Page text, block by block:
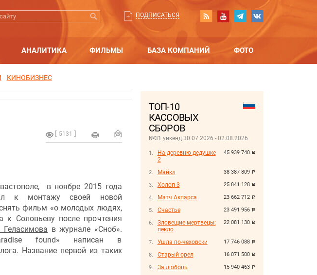
ПОДПИСАТЬСЯ
АНАЛИТИКА ФИЛЬМЫ БАЗА КОМПАНИЙ ФОТО
КИНОБИЗНЕС
ТОП-10
КАССОВЫХ
СБОРОВ
№31 уикенд 30.07.2026 - 02.08.2026
45 939 740 руб.
На деревню дедушке
2
38 387 809 руб.
Майкл
25 841 128 руб.
Холоп 3
23 662 712 руб.
Матч Акпарса
23 491 956 руб.
Счастье
22 081 130 руб.
Зловещие мертвецы:
пекло
17 746 088 руб.
Ушла по-чеховски
16 071 500 руб.
Старый орел
15 940 463 руб.
За любовь
5131
в ноябре 2015 года
к монтажу своей новой
фильм «о молодых людях,
Соловьеву после прочтения
Геласимова в журнале «Сноб».
found» написан в
Название первой из таких